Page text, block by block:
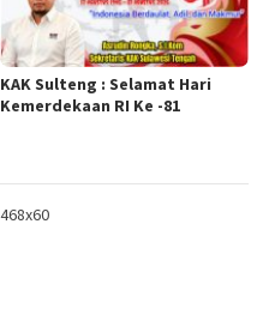
KAK Sulteng : Selamat Hari
Kemerdekaan RI Ke -81